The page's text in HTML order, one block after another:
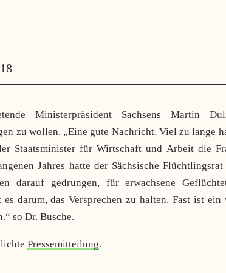
Ministerpräsident Sachsens Martin
zu wollen. „Eine gute Nachricht. Viel zu lange
Staatsminister für Wirtschaft und Arbeit die
Jahres hatte der Sächsische
darauf gedrungen, für erwachsene
darum, das Versprechen zu halten. Fast ist ein
so Dr. Busche.
Pressemitteilung.